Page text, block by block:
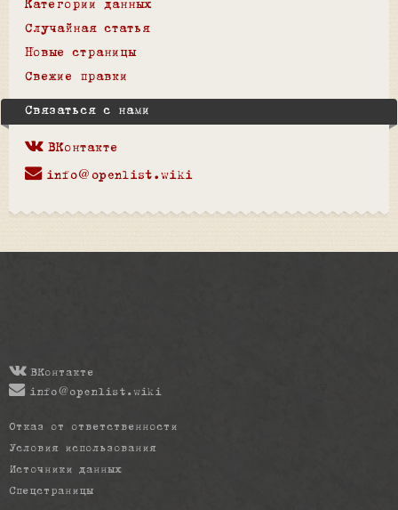
Категории данных
Случайная статья
Новые страницы
Свежие правки
Связаться с нами
ВКонтакте
info@openlist.wiki
ВКонтакте
info@openlist.wiki
Отказ от ответственности
Условия использования
Источники данных
Спецстраницы